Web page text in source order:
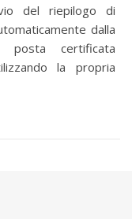
del riepilogo di
dalla
posta certificata
la propria